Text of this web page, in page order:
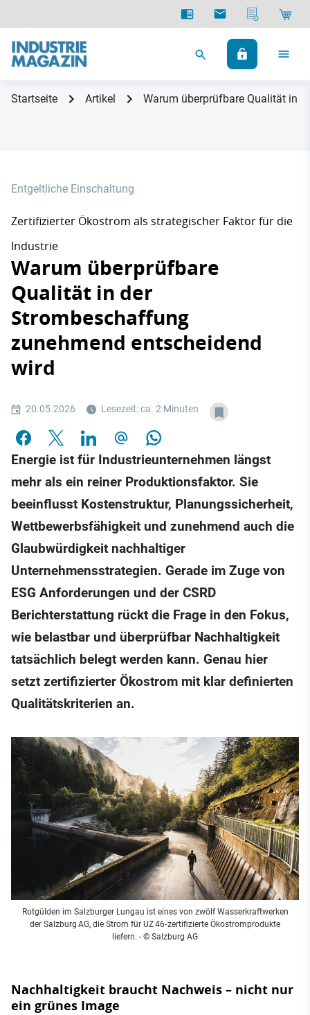
Startseite Artikel Warum überprüfbare Qualität in
Entgeltliche Einschaltung
Zertifizierter Ökostrom als strategischer Faktor für die
Industrie
Warum überprüfbare
Qualität in der
Strombeschaffung
zunehmend entscheidend
wird
20.05.2026 Lesezeit: ca. 2 Minuten
Energie ist für Industrieunternehmen längst
mehr als ein reiner Produktionsfaktor. Sie
beeinflusst Kostenstruktur, Planungssicherheit,
Wettbewerbsfähigkeit und zunehmend auch die
Glaubwürdigkeit nachhaltiger
Unternehmensstrategien. Gerade im Zuge von
ESG Anforderungen und der CSRD
Berichterstattung rückt die Frage in den Fokus,
wie belastbar und überprüfbar Nachhaltigkeit
tatsächlich belegt werden kann. Genau hier
setzt zertifizierter Ökostrom mit klar definierten
Qualitätskriterien an.
Rotgülden im Salzburger Lungau ist eines von zwölf Wasserkraftwerken
der Salzburg AG, die Strom für UZ 46‑zertifizierte Ökostromprodukte
liefern. - © Salzburg AG
Nachhaltigkeit braucht Nachweis – nicht nur
ein grünes Image